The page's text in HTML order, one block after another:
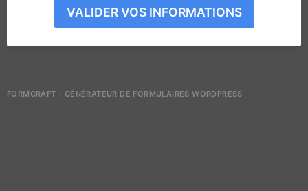
VALIDER VOS INFORMATIONS
FORMCRAFT - GÉNÉRATEUR DE FORMULAIRES WORDPRESS